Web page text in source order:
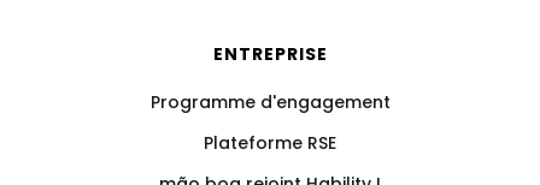
ENTREPRISE
Programme d'engagement
Plateforme RSE